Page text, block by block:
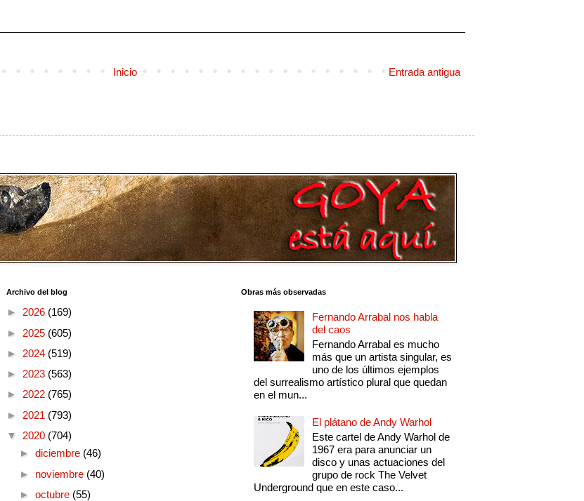
Entrada antigua
Inicio
Archivo del blog
► 2026 (169)
► 2025 (605)
► 2024 (519)
► 2023 (563)
► 2022 (765)
► 2021 (793)
▼ 2020 (704)
► diciembre (46)
► noviembre (40)
► octubre (55)
Obras más observadas
Fernando Arrabal nos habla
del caos
Fernando Arrabal es mucho
más que un artista singular, es
uno de los últimos ejemplos
del surrealismo artístico plural que quedan
en el mun...
El plátano de Andy Warhol
Este cartel de Andy Warhol de
1967 era para anunciar un
disco y unas actuaciones del
grupo de rock The Velvet
Underground que en este caso...